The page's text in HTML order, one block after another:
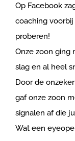
Op Facebook
coaching
proberen!
Onze zoon ging
slag en al heel
Door de
gaf onze zoon
signalen af die
Wat een